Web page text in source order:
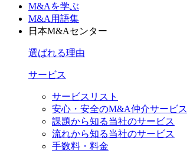
M&Aを学ぶ
M&A用語集
日本M&Aセンター
選ばれる理由
サービス
サービスリスト
安心・安全のM&A仲介サービス
課題から知る当社のサービス
流れから知る当社のサービス
手数料・料金